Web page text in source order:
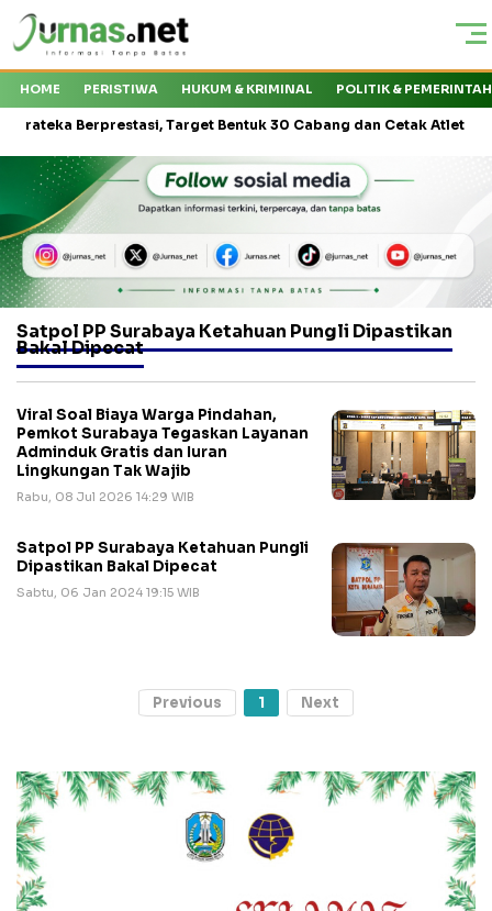
HOME PERISTIWA HUKUM & KRIMINAL POLITIK &
Berprestasi, Target Bentuk 30 Cabang dan Cetak Atlet Nasional
Satpol PP Surabaya Ketahuan Pungli Dipastikan
Bakal Dipecat
Viral Soal Biaya Warga Pindahan,
Pemkot Surabaya Tegaskan Layanan
Adminduk Gratis dan Iuran
Lingkungan Tak Wajib
Rabu, 08 Jul 2026 14:29 WIB
Satpol PP Surabaya Ketahuan Pungli
Dipastikan Bakal Dipecat
Sabtu, 06 Jan 2024 19:15 WIB
Previous 1 Next